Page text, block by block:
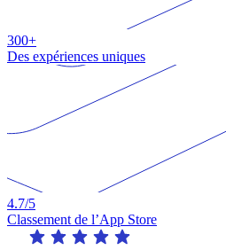
300+
Des expériences uniques
4.7/5
Classement de l’App Store